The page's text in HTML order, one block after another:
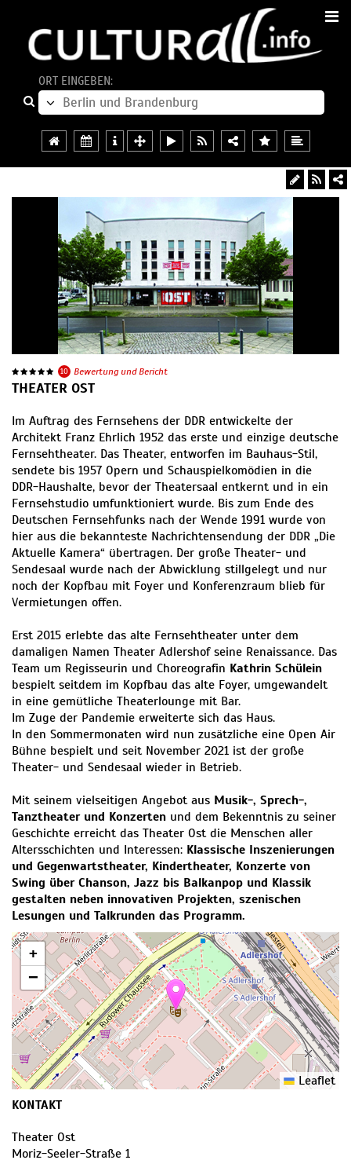
ORT EINGEBEN:
10 Bewertung und Bericht
THEATER OST
Im Auftrag des Fernsehens der DDR entwickelte der
Architekt Franz Ehrlich 1952 das erste und einzige deutsche
Fernsehtheater. Das Theater, entworfen im Bauhaus-Stil,
sendete bis 1957 Opern und Schauspielkomödien in die
DDR-Haushalte, bevor der Theatersaal entkernt und in ein
Fernsehstudio umfunktioniert wurde. Bis zum Ende des
Deutschen Fernsehfunks nach der Wende 1991 wurde von
hier aus die bekannteste Nachrichtensendung der DDR „Die
Aktuelle Kamera“ übertragen. Der große Theater- und
Sendesaal wurde nach der Abwicklung stillgelegt und nur
noch der Kopfbau mit Foyer und Konferenzraum blieb für
Vermietungen offen.
Erst 2015 erlebte das alte Fernsehtheater unter dem
damaligen Namen Theater Adlershof seine Renaissance. Das
Team um Regisseurin und Choreografin Kathrin Schülein
bespielt seitdem im Kopfbau das alte Foyer, umgewandelt
in eine gemütliche Theaterlounge mit Bar.
Im Zuge der Pandemie erweiterte sich das Haus.
In den Sommermonaten wird nun zusätzliche eine Open Air
Bühne bespielt und seit November 2021 ist der große
Theater- und Sendesaal wieder in Betrieb.
Mit seinem vielseitigen Angebot aus Musik-, Sprech-,
Tanztheater und Konzerten und dem Bekenntnis zu seiner
Geschichte erreicht das Theater Ost die Menschen aller
Altersschichten und Interessen: Klassische Inszenierungen
und Gegenwartstheater, Kindertheater, Konzerte von
Swing über Chanson, Jazz bis Balkanpop und Klassik
gestalten neben innovativen Projekten, szenischen
Lesungen und Talkrunden das Programm.
+
−
Leaflet
KONTAKT
Theater Ost
Moriz-Seeler-Straße 1